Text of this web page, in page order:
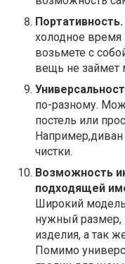
Портативность.
холодное время
возьмете с
вещь не займет
по-разному.
постель или
чистки.
Возможность
подходящей
Широкий
нужный размер,
изделия, а так
Помимо